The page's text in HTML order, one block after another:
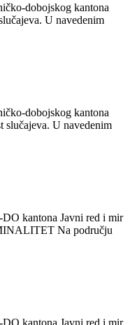
dobojskog kantona
U navedenim
dobojskog kantona
slučajeva. U navedenim
kantona Javni red i mir
Na području
kantona Javni red i mir